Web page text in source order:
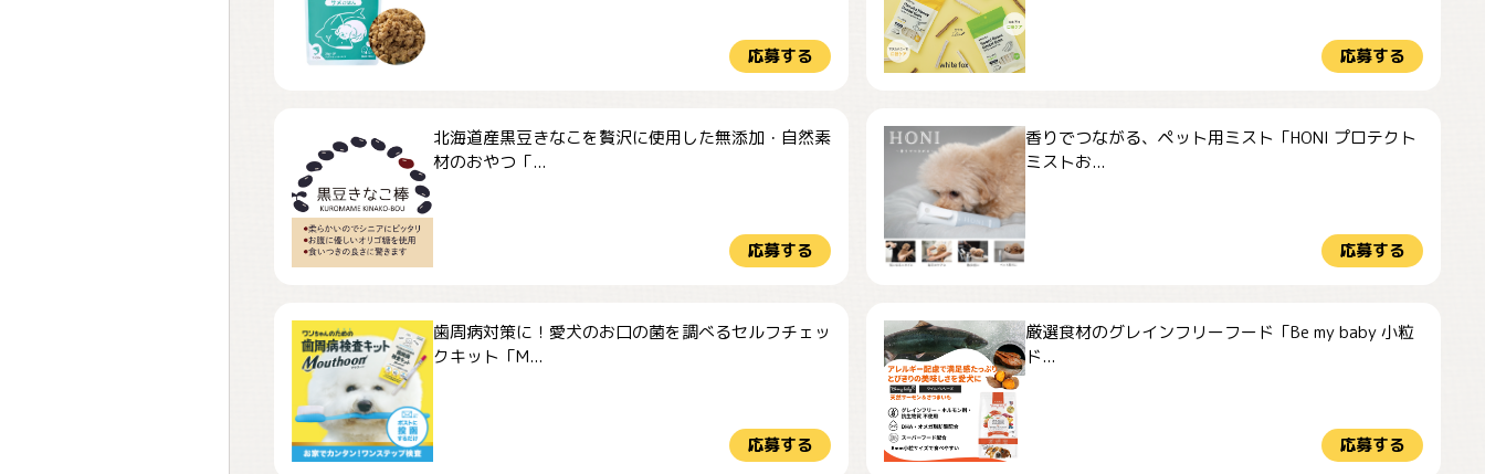
応募する 応募する
北海道産黒豆きなこを贅沢に使用した無添加・自然素
材のおやつ「...
応募する
香りでつながる、ペット用ミスト「HONI プロテクト
ミストお...
応募する
歯周病対策に！愛犬のお口の菌を調べるセルフチェッ
クキット「M...
応募する
厳選食材のグレインフリーフード「Be my baby 小粒
ド...
応募する